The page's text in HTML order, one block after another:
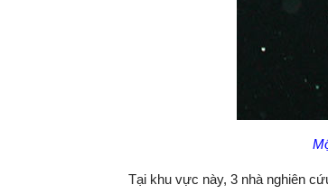
Tại khu vực này, 3 nhà nghiên